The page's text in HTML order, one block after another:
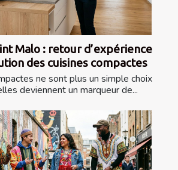
Malo : retour d’expérience
des cuisines compactes
ne sont plus un simple choix
deviennent un marqueur de...